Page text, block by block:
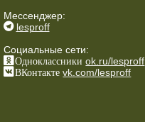
Мессенджер:
lesproff
Социальные сети:
Одноклассники ok.ru/lesproff
ВКонтакте vk.com/lesproff